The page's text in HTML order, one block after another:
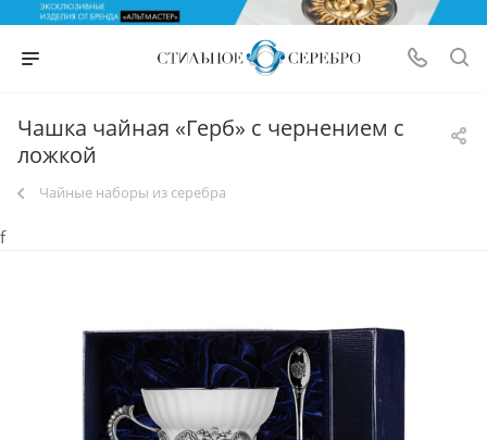
Чашка чайная «Герб» с чернением с
ложкой
Чайные наборы из серебра
f